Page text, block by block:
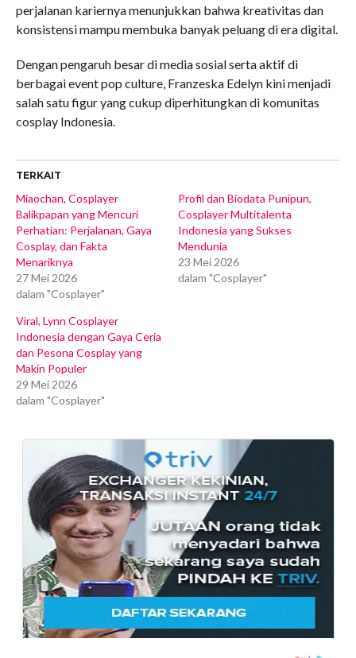
perjalanan kariernya menunjukkan bahwa kreativitas dan
konsistensi mampu membuka banyak peluang di era digital.
Dengan pengaruh besar di media sosial serta aktif di
berbagai event pop culture, Franzeska Edelyn kini menjadi
salah satu figur yang cukup diperhitungkan di komunitas
cosplay Indonesia.
TERKAIT
Miaochan, Cosplayer
Balikpapan yang Mencuri
Perhatian: Perjalanan, Gaya
Cosplay, dan Fakta
Menariknya
27 Mei 2026
dalam "Cosplayer"
Profil dan Biodata Punipun,
Cosplayer Multitalenta
Indonesia yang Sukses
Mendunia
23 Mei 2026
dalam "Cosplayer"
Viral, Lynn Cosplayer
Indonesia dengan Gaya Ceria
dan Pesona Cosplay yang
Makin Populer
29 Mei 2026
dalam "Cosplayer"